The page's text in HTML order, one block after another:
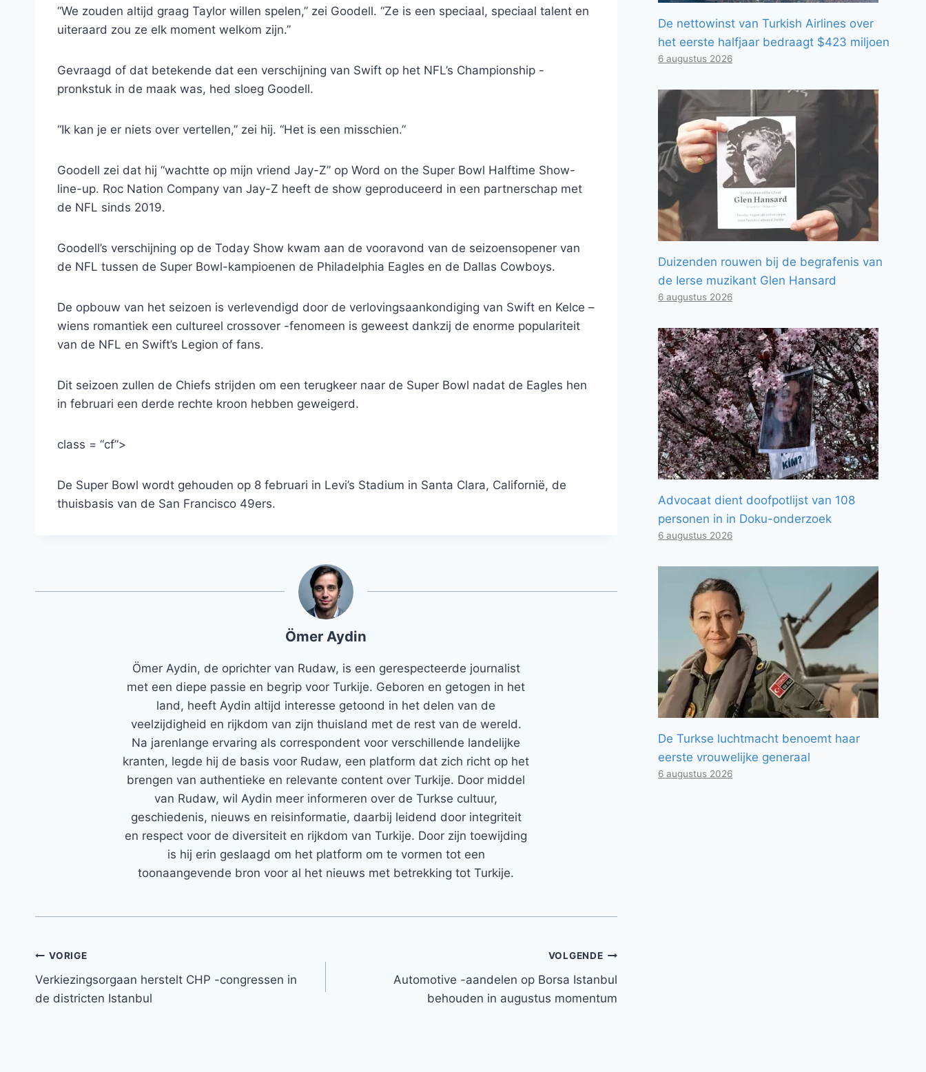
“We zouden altijd graag Taylor willen spelen,” zei Goodell. “Ze is een speciaal, speciaal talent en
uiteraard zou ze elk moment welkom zijn.”
Gevraagd of dat betekende dat een verschijning van Swift op het NFL’s Championship -
pronkstuk in de maak was, hed sloeg Goodell.
“Ik kan je er niets over vertellen,” zei hij. “Het is een misschien.”
Goodell zei dat hij “wachtte op mijn vriend Jay-Z” op Word on the Super Bowl Halftime Show-
line-up. Roc Nation Company van Jay-Z heeft de show geproduceerd in een partnerschap met
de NFL sinds 2019.
Goodell’s verschijning op de Today Show kwam aan de vooravond van de seizoensopener van
de NFL tussen de Super Bowl-kampioenen de Philadelphia Eagles en de Dallas Cowboys.
De opbouw van het seizoen is verlevendigd door de verlovingsaankondiging van Swift en Kelce –
wiens romantiek een cultureel crossover -fenomeen is geweest dankzij de enorme populariteit
van de NFL en Swift’s Legion of fans.
Dit seizoen zullen de Chiefs strijden om een ​​terugkeer naar de Super Bowl nadat de Eagles hen
in februari een derde rechte kroon hebben geweigerd.
class = “cf”>
De Super Bowl wordt gehouden op 8 februari in Levi’s Stadium in Santa Clara, Californië, de
thuisbasis van de San Francisco 49ers.
Ömer Aydin
Ömer Aydin, de oprichter van Rudaw, is een gerespecteerde journalist
met een diepe passie en begrip voor Turkije. Geboren en getogen in het
land, heeft Aydin altijd interesse getoond in het delen van de
veelzijdigheid en rijkdom van zijn thuisland met de rest van de wereld.
Na jarenlange ervaring als correspondent voor verschillende landelijke
kranten, legde hij de basis voor Rudaw, een platform dat zich richt op het
brengen van authentieke en relevante content over Turkije. Door middel
van Rudaw, wil Aydin meer informeren over de Turkse cultuur,
geschiedenis, nieuws en reisinformatie, daarbij leidend door integriteit
en respect voor de diversiteit en rijkdom van Turkije. Door zijn toewijding
is hij erin geslaagd om het platform om te vormen tot een
toonaangevende bron voor al het nieuws met betrekking tot Turkije.
Bericht
navigatie
VORIGE
Verkiezingsorgaan herstelt CHP -congressen in
de districten Istanbul
VOLGENDE
Automotive -aandelen op Borsa Istanbul
behouden in augustus momentum
De nettowinst van Turkish Airlines over
het eerste halfjaar bedraagt ​​$423 miljoen
6 augustus 2026
Duizenden rouwen bij de begrafenis van
de Ierse muzikant Glen Hansard
6 augustus 2026
Advocaat dient doofpotlijst van 108
personen in in Doku-onderzoek
6 augustus 2026
De Turkse luchtmacht benoemt haar
eerste vrouwelijke generaal
6 augustus 2026